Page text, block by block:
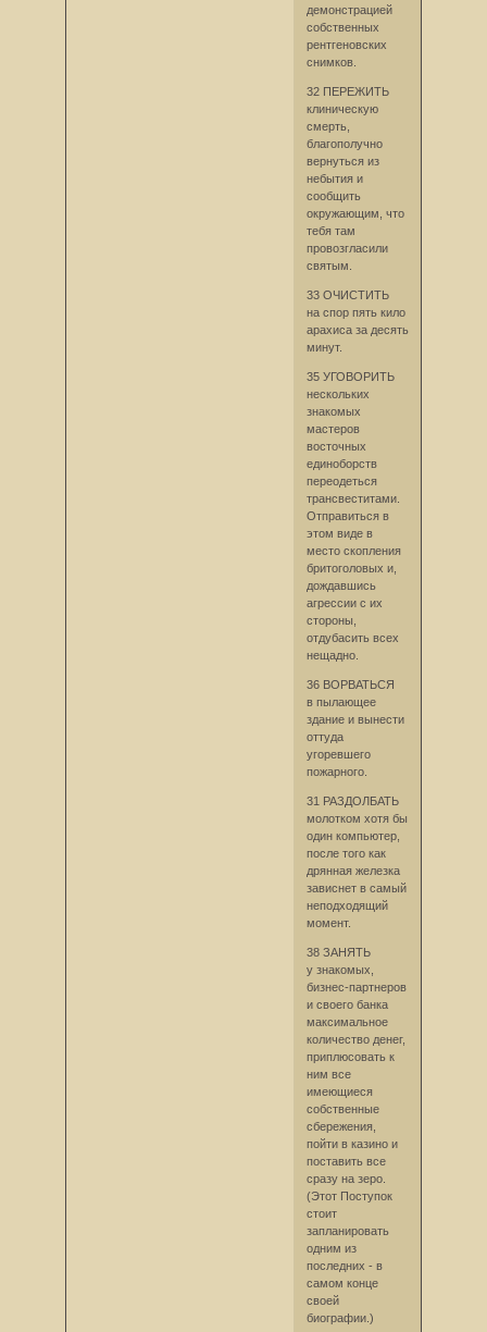
демонстрацией
собственных
рентгеновских
снимков.
32 ПЕРЕЖИТЬ
клиническую
смерть,
благополучно
вернуться из
небытия и
сообщить
окружающим, что
тебя там
провозгласили
святым.
33 ОЧИСТИТЬ
на спор пять кило
арахиса за десять
минут.
35 УГОВОРИТЬ
нескольких
знакомых
мастеров
восточных
единоборств
переодеться
трансвеститами.
Отправиться в
этом виде в
место скопления
бритоголовых и,
дождавшись
агрессии с их
стороны,
отдубасить всех
нещадно.
36 ВОРВАТЬСЯ
в пылающее
здание и вынести
оттуда
угоревшего
пожарного.
31 РАЗДОЛБАТЬ
молотком хотя бы
один компьютер,
после того как
дрянная железка
зависнет в самый
неподходящий
момент.
38 ЗАНЯТЬ
у знакомых,
бизнес-партнеров
и своего банка
максимальное
количество денег,
приплюсовать к
ним все
имеющиеся
собственные
сбережения,
пойти в казино и
поставить все
сразу на зеро.
(Этот Поступок
стоит
запланировать
одним из
последних - в
самом конце
своей
биографии.)